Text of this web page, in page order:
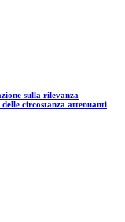
sulla rilevanza
circostanza attenuanti